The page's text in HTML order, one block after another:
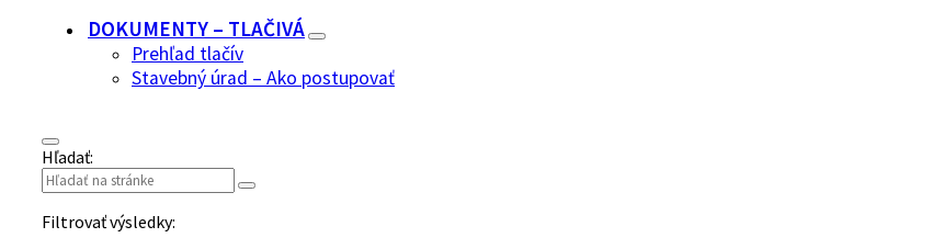
DOKUMENTY – TLAČIVÁ
Prehľad tlačív
Stavebný úrad – Ako postupovať
Hľadať:
Filtrovať výsledky: